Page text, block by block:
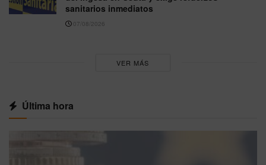
sanitarios inmediatos
07/08/2026
VER MÁS
Última hora